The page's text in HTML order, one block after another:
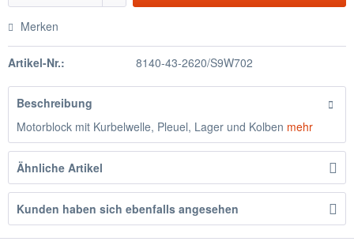
Merken
Artikel-Nr.: 8140-43-2620/S9W702
Beschreibung
Motorblock mit Kurbelwelle, Pleuel, Lager und Kolben mehr
Ähnliche Artikel
Kunden haben sich ebenfalls angesehen